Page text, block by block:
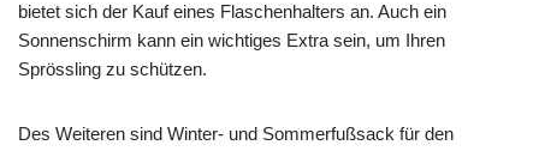
bietet sich der Kauf eines Flaschenhalters an. Auch ein
Sonnenschirm kann ein wichtiges Extra sein, um Ihren
Sprössling zu schützen.
Des Weiteren sind Winter- und Sommerfußsack für den